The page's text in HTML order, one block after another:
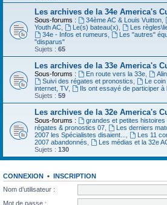
Les archives de la 34e America's
Sous-forums : 34ème AC & Louis Vuitton,
Youth AC, Le(s) bateau(x), Les
34e - Infos et rumeurs, Les "autres"
"disparus"
Sujets : 65
Les archives de la 33e America's
Sous-forums : En route vers la 33e,
Suivi des régates et pronostics, Le
internet, TV,
Ils ont essayé de participer à
Sujets : 59
Les archives de la 32e America's
Sous-forums : grandes et petites histoires
régates & pronostics 07, Les derniers
2007 les Spécialistes disaient..., Les 11
2007 abandonnés,
Les médias et la 32e
Sujets : 130
CONNEXION •
INSCRIPTION
Nom d’utilisateur :
Mot de passe :